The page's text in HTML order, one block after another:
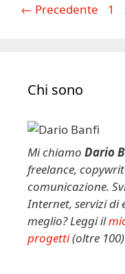
← Precedente 1
Chi sono
Mi chiamo Dario
freelance,
comunicazione.
Internet, servizi di
meglio? Leggi il
progetti(oltre